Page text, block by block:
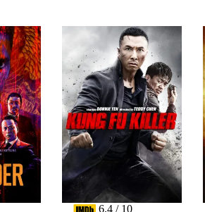
6.4 / 10